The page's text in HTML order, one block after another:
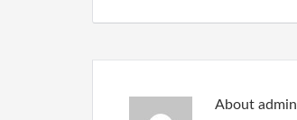
About admin